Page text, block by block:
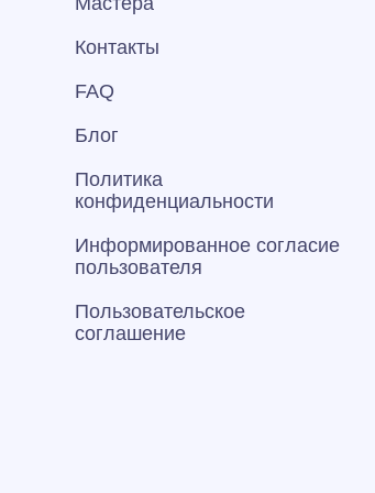
Контакты
FAQ
Блог
Политика
конфиденциальности
Информированное согласие
пользователя
Пользовательское
соглашение